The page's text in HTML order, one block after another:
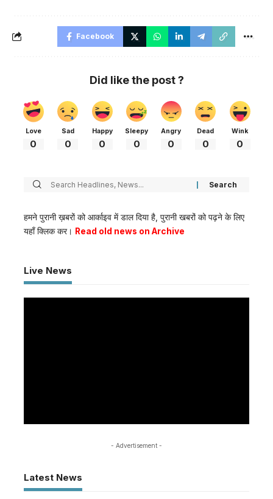
Facebook
Did like the post ?
Love
0
Sad
0
Happy
0
Sleepy
0
Angry
0
Dead
0
Wink
0
हमने पुरानी ख़बरों को आर्काइव में डाल दिया है, पुरानी खबरों को पढ़ने के लिए
यहाँ क्लिक कर। Read old news on Archive
Live News
- Advertisement -
Latest News